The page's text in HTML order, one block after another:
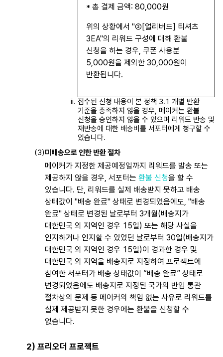
* 총 결제 금액: 80,000원
위의 상황에서 "②[얼리버드] 티셔츠
3EA"의 리워드 구성에 대해 환불
신청을 하는 경우, 쿠폰 사용분
5,000원을 제외한 30,000원이
반환됩니다.
접수된 신청 내용이 본 정책 3.1 개별 반환
기준을 충족하지 않을 경우, 메이커는 환불
신청을 승인하지 않을 수 있으며 리워드 반송 및
재반송에 대한 배송비를 서포터에게 청구할 수
있습니다.
미배송으로 인한 반환 절차
메이커가 지정한 제공예정일까지 리워드를 발송 또는
제공하지 않을 경우, 서포터는 환불 신청을 할 수
있습니다. 단, 리워드를 실제 배송받지 못하고 배송
상태값이 "배송 완료" 상태로 변경되었음에도, "배송
완료" 상태로 변경된 날로부터 3개월(배송지가
대한민국 외 지역인 경우 15일) 또는 해당 사실을
인지하거나 인지할 수 있었던 날로부터 30일(배송지가
대한민국 외 지역인 경우 15일)이 경과한 경우 및
대한민국 외 지역을 배송지로 지정하여 프로젝트에
참여한 서포터가 배송 상태값이 “배송 완료” 상태로
변경되었음에도 배송지로 지정된 국가의 반입 통관
절차상의 문제 등 메이커의 책임 없는 사유로 리워드를
실제 제공받지 못한 경우에는 환불을 신청할 수
없습니다.
2) 프리오더 프로젝트